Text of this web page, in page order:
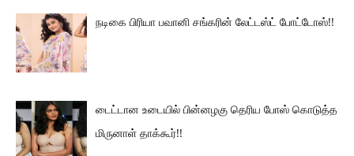
நடிகை பிரியா பவானி சங்கரின் லேட்டஸ்ட் போட்டோஸ்!!
டைட்டான உடையில் பின்னழகு தெரிய போஸ் கொடுத்த
மிருனாள் தாக்கூர்!!